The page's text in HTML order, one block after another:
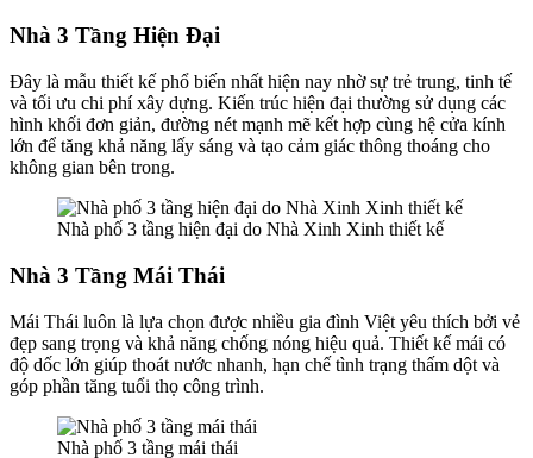
Nhà 3 Tầng Hiện Đại
Đây là mẫu thiết kế phổ biến nhất hiện nay nhờ sự trẻ trung, tinh tế
và tối ưu chi phí xây dựng. Kiến trúc hiện đại thường sử dụng các
hình khối đơn giản, đường nét mạnh mẽ kết hợp cùng hệ cửa kính
lớn để tăng khả năng lấy sáng và tạo cảm giác thông thoáng cho
không gian bên trong.
Nhà phố 3 tầng hiện đại do Nhà Xinh Xinh thiết kế
Nhà 3 Tầng Mái Thái
Mái Thái luôn là lựa chọn được nhiều gia đình Việt yêu thích bởi vẻ
đẹp sang trọng và khả năng chống nóng hiệu quả. Thiết kế mái có
độ dốc lớn giúp thoát nước nhanh, hạn chế tình trạng thấm dột và
góp phần tăng tuổi thọ công trình.
Nhà phố 3 tầng mái thái